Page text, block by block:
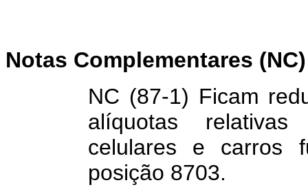
Notas Complementares
NC (87-1) Ficam
alíquotas
celulares e carros
posição 8703.